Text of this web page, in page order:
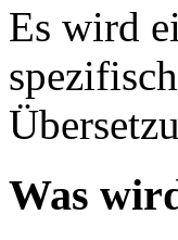
Es wird
Was